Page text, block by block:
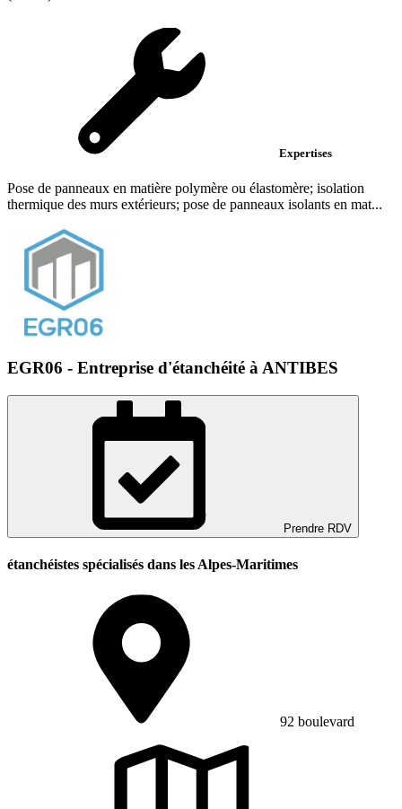
Expertises
Pose de panneaux en matière polymère ou élastomère; isolation
thermique des murs extérieurs; pose de panneaux isolants en mat...
EGR06 - Entreprise d'étanchéité à ANTIBES
Prendre RDV
étanchéistes spécialisés dans les Alpes-Maritimes
92 boulevard